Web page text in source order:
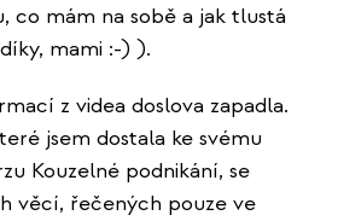
co mám na sobě a jak tlustá
mami :-) ).
z videa doslova zapadla.
jsem dostala ke svému
Kouzelné podnikání, se
věcí, řečených pouze ve